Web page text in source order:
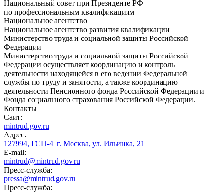
Национальный совет при Президенте РФ
по профессиональным квалификациям
Национальное агентство
Национальное агентство развития квалификации
Министерство труда и социальной защиты Российской
Федерации
Министерство труда и социальной защиты Российской
Федерации осуществляет координацию и контроль
деятельности находящейся в его ведении Федеральной
службы по труду и занятости, а также координацию
деятельности Пенсионного фонда Российской Федерации и
Фонда социального страхования Российской Федерации.
Контакты
Сайт:
mintrud.gov.ru
Адрес:
127994, ГСП-4, г. Москва, ул. Ильинка, 21
E-mail:
mintrud@mintrud.gov.ru
Пресс-служба:
pressa@mintrud.gov.ru
Пресс-служба: